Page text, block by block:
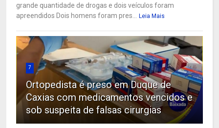
grande quantidade de drogas e dois veículos foram
apreendidos Dois homens foram pres... Leia Mais
7
Ortopedista é preso em Duque de
Caxias com medicamentos vencidos e
sob suspeita de falsas cirurgias